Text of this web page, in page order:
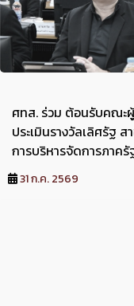
ศทส. ร่วม ต้อนรับคณะ
ประเมินรางวัลเลิศรัฐ
การบริหารจัดการภาครั
(PMQA 4.0) ประจำปี
31 ก.ค. 2569